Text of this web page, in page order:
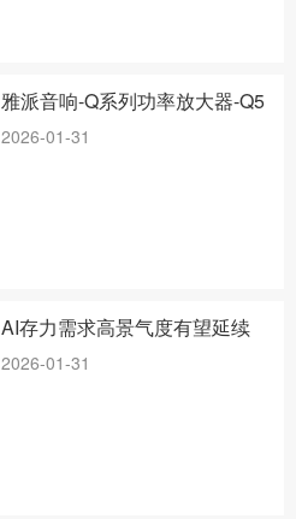
雅派音响-Q系列功率放大器-Q5
2026-01-31
AI存力需求高景气度有望延续
2026-01-31